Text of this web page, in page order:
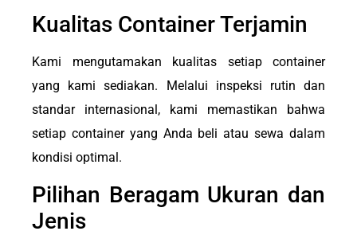
Kualitas Container Terjamin
Kami mengutamakan kualitas setiap container
yang kami sediakan. Melalui inspeksi rutin dan
standar internasional, kami memastikan bahwa
setiap container yang Anda beli atau sewa dalam
kondisi optimal.
Pilihan Beragam Ukuran dan
Jenis